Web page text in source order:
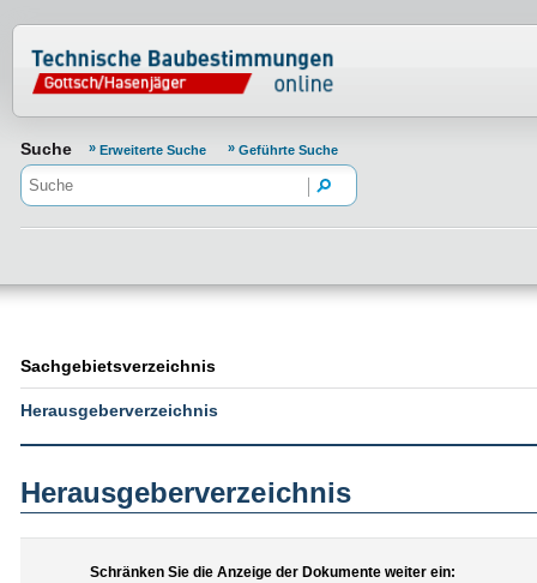
Normenportal Barrierefreiheit
Suche Erweiterte Suche Geführte Suche
Sachgebietsverzeichnis
Herausgeberverzeichnis
Herausgeberverzeichnis
Schränken Sie die Anzeige der Dokumente weiter ein: